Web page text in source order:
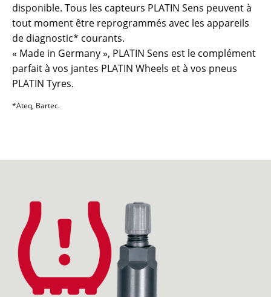
disponible. Tous les capteurs PLATIN Sens peuvent à
tout moment être reprogrammés avec les appareils
de diagnostic* courants.
« Made in Germany », PLATIN Sens est le complément
parfait à vos jantes PLATIN Wheels et à vos pneus
PLATIN Tyres.
*Ateq, Bartec.